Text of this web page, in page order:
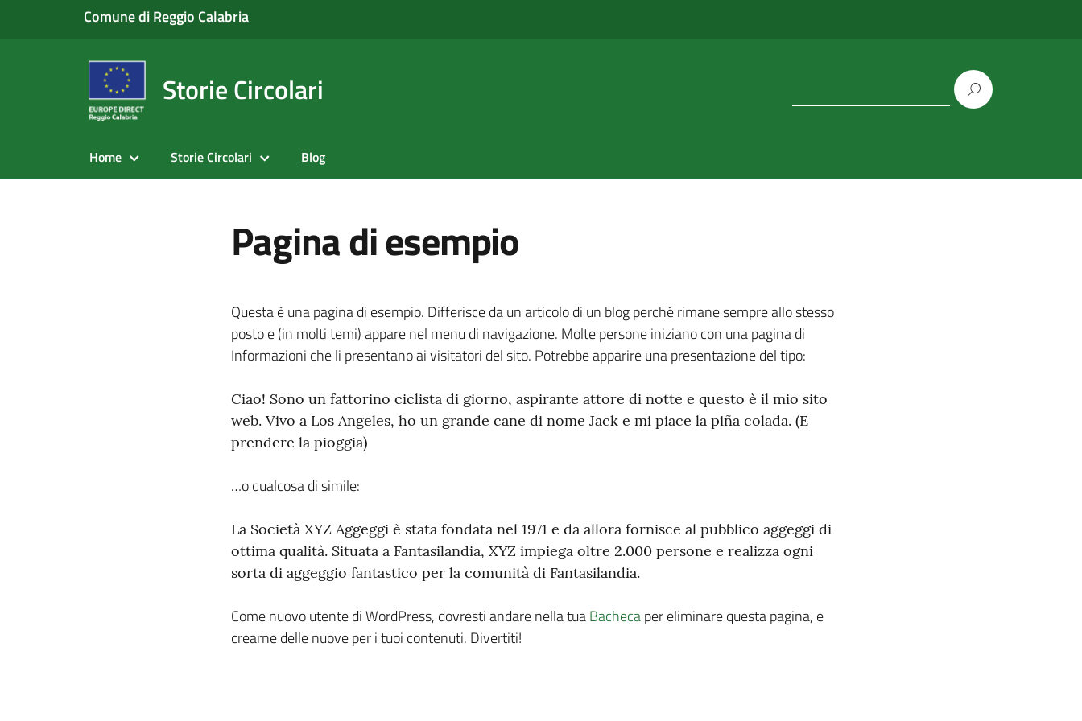
Comune di Reggio Calabria
Storie Circolari
Home Storie Circolari Blog
Pagina di esempio
Questa è una pagina di esempio. Differisce da un articolo di un blog perché rimane sempre allo stesso
posto e (in molti temi) appare nel menu di navigazione. Molte persone iniziano con una pagina di
Informazioni che li presentano ai visitatori del sito. Potrebbe apparire una presentazione del tipo:
Ciao! Sono un fattorino ciclista di giorno, aspirante attore di notte e questo è il mio sito
web. Vivo a Los Angeles, ho un grande cane di nome Jack e mi piace la piña colada. (E
prendere la pioggia)
…o qualcosa di simile:
La Società XYZ Aggeggi è stata fondata nel 1971 e da allora fornisce al pubblico aggeggi di
ottima qualità. Situata a Fantasilandia, XYZ impiega oltre 2.000 persone e realizza ogni
sorta di aggeggio fantastico per la comunità di Fantasilandia.
Come nuovo utente di WordPress, dovresti andare nella tuaBachecaper eliminare questa pagina, e
crearne delle nuove per i tuoi contenuti. Divertiti!